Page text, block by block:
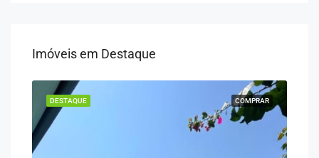
Imóveis em Destaque
COMPRAR
DESTAQUE